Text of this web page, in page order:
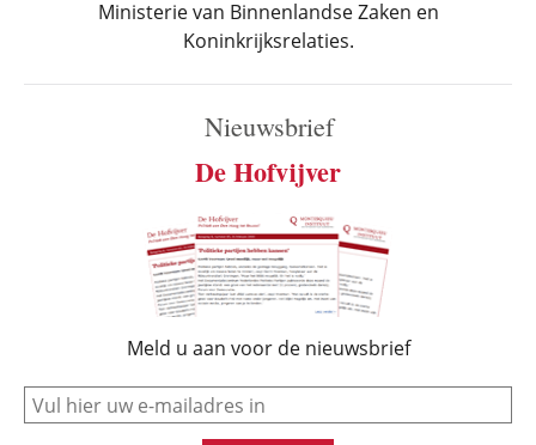
Ministerie van Binnenlandse Zaken en
Koninkrijksrelaties.
Nieuwsbrief
De Hofvijver
Meld u aan voor de nieuwsbrief
e-mail